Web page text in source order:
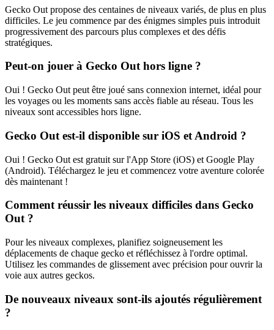
Gecko Out propose des centaines de niveaux variés, de plus en plus
difficiles. Le jeu commence par des énigmes simples puis introduit
progressivement des parcours plus complexes et des défis
stratégiques.
Peut-on jouer à Gecko Out hors ligne ?
Oui ! Gecko Out peut être joué sans connexion internet, idéal pour
les voyages ou les moments sans accès fiable au réseau. Tous les
niveaux sont accessibles hors ligne.
Gecko Out est-il disponible sur iOS et Android ?
Oui ! Gecko Out est gratuit sur l'App Store (iOS) et Google Play
(Android). Téléchargez le jeu et commencez votre aventure colorée
dès maintenant !
Comment réussir les niveaux difficiles dans Gecko
Out ?
Pour les niveaux complexes, planifiez soigneusement les
déplacements de chaque gecko et réfléchissez à l'ordre optimal.
Utilisez les commandes de glissement avec précision pour ouvrir la
voie aux autres geckos.
De nouveaux niveaux sont-ils ajoutés régulièrement
?